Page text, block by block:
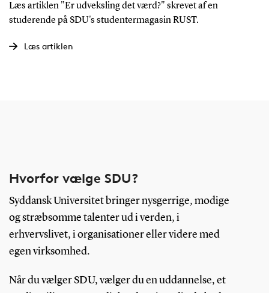
Læs artiklen "Er udveksling det værd?" skrevet af en
studerende på SDU's studentermagasin RUST.
Læs artiklen
Hvorfor vælge SDU?
Syddansk Universitet bringer nysgerrige, modige
og stræbsomme talenter ud i verden, i
erhvervslivet, i organisationer eller videre med
egen virksomhed.
Når du vælger SDU, vælger du en uddannelse, et